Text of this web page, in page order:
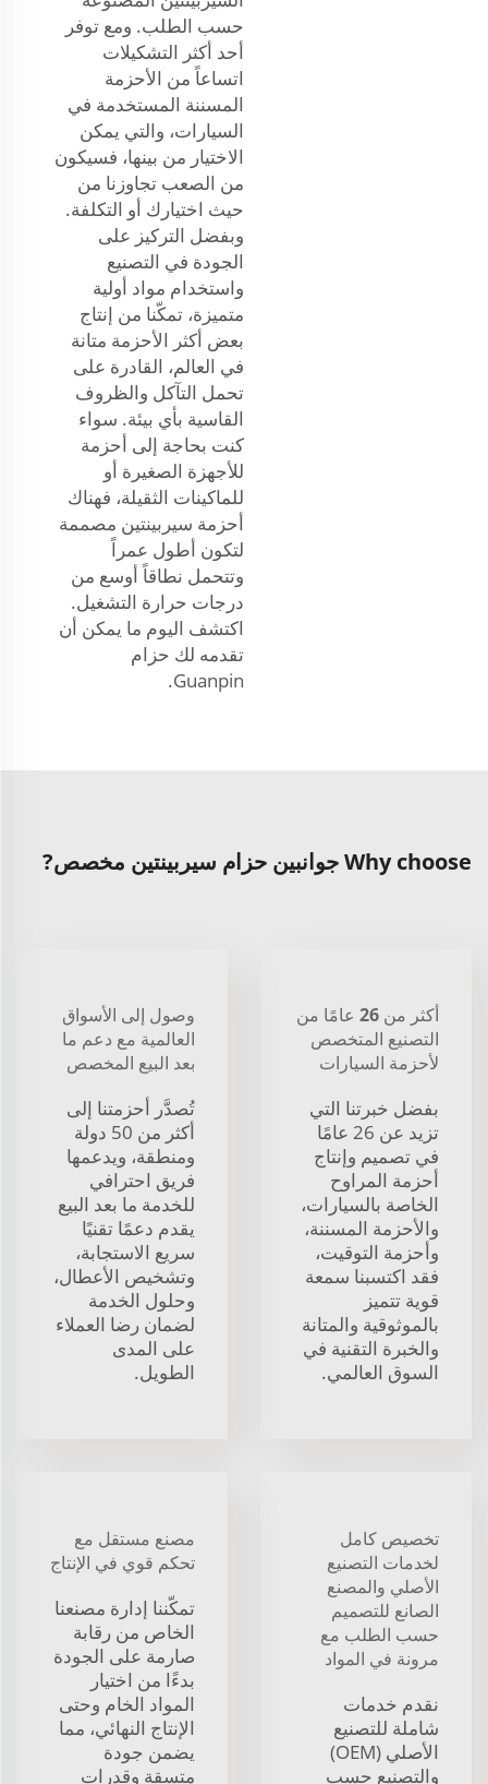
حسب الطلب. ومع توفر
أحد أكثر التشكيلات
اتساعاً من الأحزمة
المسننة المستخدمة في
السيارات، والتي يمكن
الاختيار من بينها، فسيكون
من الصعب تجاوزنا من
حيث اختيارك أو التكلفة.
وبفضل التركيز على
الجودة في التصنيع
واستخدام مواد أولية
متميزة، تمكّنا من إنتاج
بعض أكثر الأحزمة متانة
في العالم، القادرة على
تحمل التآكل والظروف
القاسية بأي بيئة. سواء
كنت بحاجة إلى أحزمة
للأجهزة الصغيرة أو
للماكينات الثقيلة، فهناك
أحزمة سيربينتين مصممة
لتكون أطول عمراً
وتتحمل نطاقاً أوسع من
درجات حرارة التشغيل.
اكتشف اليوم ما يمكن أن
تقدمه لك حزام
Guanpin.
Why choose جوانبين حزام سيربينتين مخصص?
أكثر من 26 عامًا من
التصنيع المتخصص
لأحزمة السيارات
بفضل خبرتنا التي
تزيد عن 26 عامًا
في تصميم وإنتاج
أحزمة المراوح
الخاصة بالسيارات،
والأحزمة المسننة،
وأحزمة التوقيت،
فقد اكتسبنا سمعة
قوية تتميز
بالموثوقية والمتانة
والخبرة التقنية في
السوق العالمي.
وصول إلى الأسواق
العالمية مع دعم ما
بعد البيع المخصص
تُصدَّر أحزمتنا إلى
أكثر من 50 دولة
ومنطقة، ويدعمها
فريق احترافي
للخدمة ما بعد البيع
يقدم دعمًا تقنيًا
سريع الاستجابة،
وتشخيص الأعطال،
وحلول الخدمة
لضمان رضا العملاء
على المدى
الطويل.
تخصيص كامل
لخدمات التصنيع
الأصلي والمصنع
الصانع للتصميم
حسب الطلب مع
مرونة في المواد
نقدم خدمات
شاملة للتصنيع
الأصلي (OEM)
والتصنيع حسب
مصنع مستقل مع
تحكم قوي في الإنتاج
تمكّننا إدارة مصنعنا
الخاص من رقابة
صارمة على الجودة
بدءًا من اختيار
المواد الخام وحتى
الإنتاج النهائي، مما
يضمن جودة
متسقة وقدرات